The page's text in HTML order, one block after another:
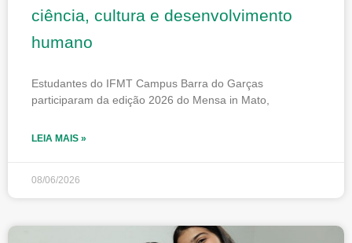
ciência, cultura e desenvolvimento
humano
Estudantes do IFMT Campus Barra do Garças
participaram da edição 2026 do Mensa in Mato,
LEIA MAIS »
08/06/2026